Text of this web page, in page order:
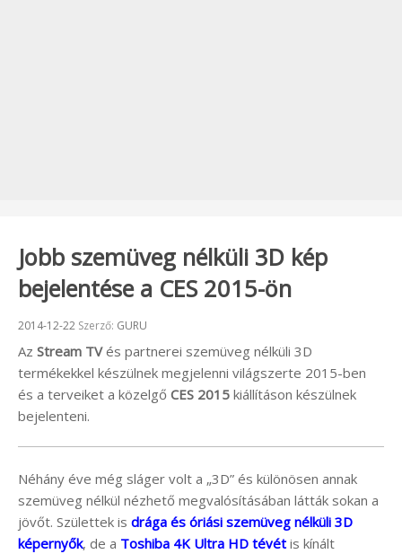
Jobb szemüveg nélküli 3D kép
bejelentése a CES 2015-ön
Beküldve:
2014-12-22 Szerző: GURU
Az Stream TVés partnerei szemüveg nélküli 3D
termékekkel készülnek megjelenni világszerte 2015-ben
és a terveiket a közelgő CES 2015 kiállításon készülnek
bejelenteni.
Néhány éve még sláger volt a „3D” és különösen annak
szemüveg nélkül nézhető megvalósításában látták sokan a
jövőt. Születtek is drága és óriási szemüveg nélküli 3D
képernyők, de a Toshiba 4K Ultra HD tévét is kínált